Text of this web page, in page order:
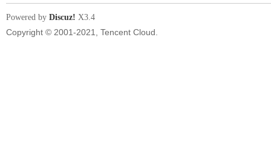
Powered by Discuz! X3.4
Copyright © 2001-2021, Tencent Cloud.